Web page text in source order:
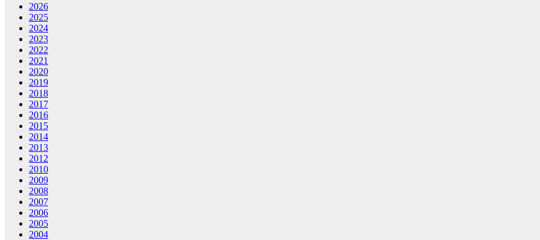
2026
2025
2024
2023
2022
2021
2020
2019
2018
2017
2016
2015
2014
2013
2012
2010
2009
2008
2007
2006
2005
2004